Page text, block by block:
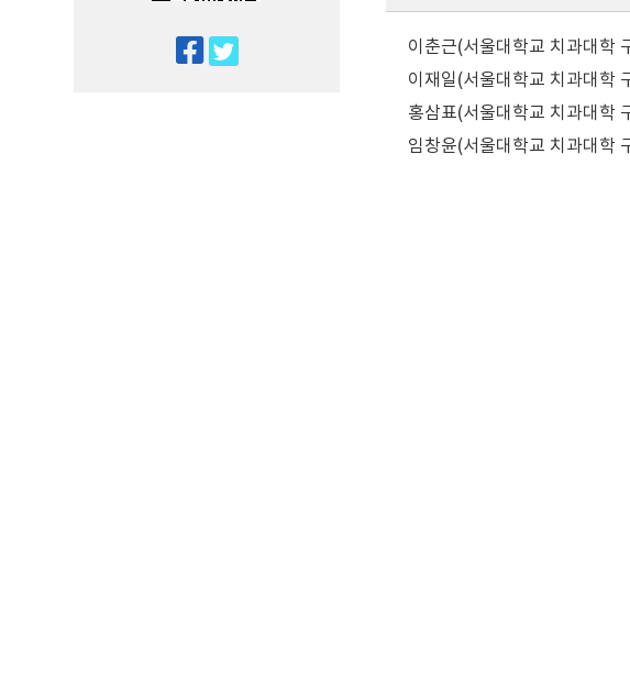
이춘근(서울대학교 치과대학
이재일(서울대학교 치과대학
홍삼표(서울대학교 치과대학
임창윤(서울대학교 치과대학